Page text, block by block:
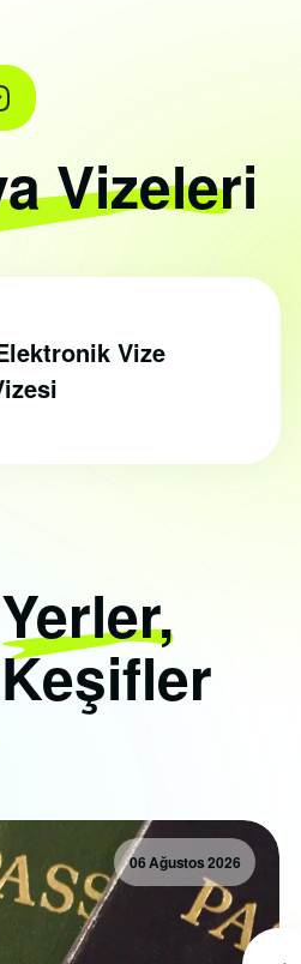
Vizeleri
Vize
Yerler,
06 Ağustos 2026